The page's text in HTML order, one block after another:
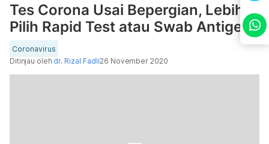
Tes Corona Usai Bepergian, Lebih
Pilih Rapid Test atau Swab Antigen?
Coronavirus
Ditinjau oleh dr. Rizal Fadli26 November 2020